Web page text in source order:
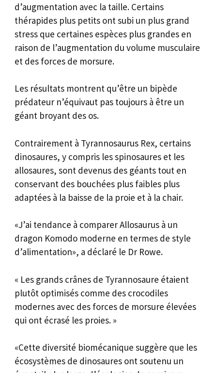
d’augmentation avec la taille. Certains
thérapides plus petits ont subi un plus grand
stress que certaines espèces plus grandes en
raison de l’augmentation du volume musculaire
et des forces de morsure.
Les résultats montrent qu’être un bipède
prédateur n’équivaut pas toujours à être un
géant broyant des os.
Contrairement à Tyrannosaurus Rex, certains
dinosaures, y compris les spinosaures et les
allosaures, sont devenus des géants tout en
conservant des bouchées plus faibles plus
adaptées à la baisse de la proie et à la chair.
«J’ai tendance à comparer Allosaurus à un
dragon Komodo moderne en termes de style
d’alimentation», a déclaré le Dr Rowe.
« Les grands crânes de Tyrannosaure étaient
plutôt optimisés comme des crocodiles
modernes avec des forces de morsure élevées
qui ont écrasé les proies. »
«Cette diversité biomécanique suggère que les
écosystèmes de dinosaures ont soutenu un